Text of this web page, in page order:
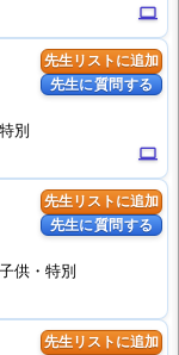
computer
先生リストに追加
先生に質問する
computer
別
先生リストに追加
先生に質問する
供・特別
先生リストに追加